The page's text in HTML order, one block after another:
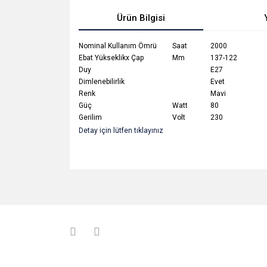
Ürün Bilgisi
Nominal Kullanım Ömrü Saat
2000
Ebat Yükseklikx Çap
Mm
137-122
Duy
E27
Dimlenebilirlik
Evet
Renk
Mavi
Güç
Watt
80
Gerilim
Volt
230
Detay için lütfen tıklayınız